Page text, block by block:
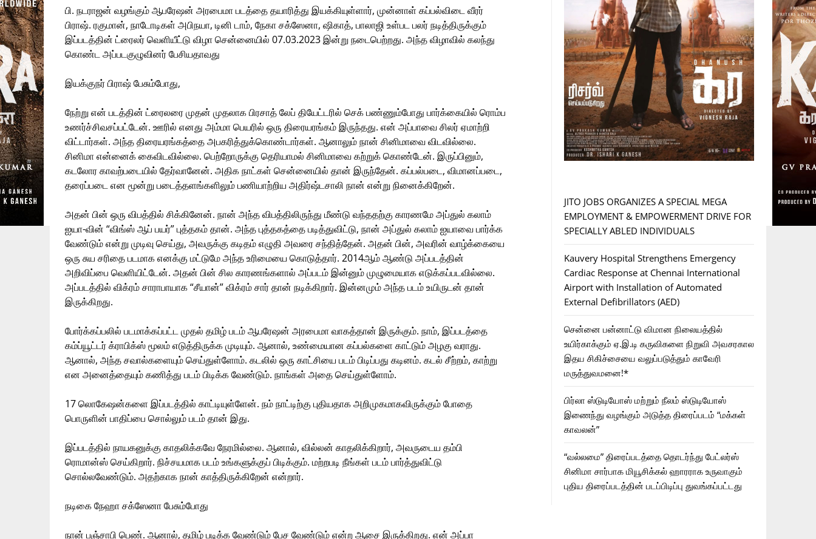
பி. நடராஜன் வழங்கும் ஆபரேஷன் அரபைமா படத்தை தயாரித்து இயக்கியுள்ளார், முன்னாள் கப்பல்விடை வீரர்
பிராஷ். ரகுமான், நாடோடிகள் அபிநயா, டினி டாம், நேகா சக்ஸேனா, ஷிகாத், பாலாஜி உள்பட பலர் நடித்திருக்கும்
இப்படத்தின் ட்ரைலர் வெளியீட்டு விழா சென்னையில் 07.03.2023 இன்று நடைபெற்றது. அந்த விழாவில் கலந்து
கொண்ட அப்படகுழுவினர் பேசியதாவது
இயக்குநர் பிராஷ் பேசும்போது,
நேற்று என் படத்தின் ட்ரைலரை முதன் முதலாக பிரசாத் லேப் தியேட்டரில் செக் பண்ணும்போது பார்க்கையில் ரொம்ப
உணர்ச்சிவசப்பட்டேன். ஊரில் எனது அம்மா பெயரில் ஒரு திரையரங்கம் இருந்தது. என் அப்பாவை சிலர் ஏமாற்றி
விட்டார்கள். அந்த திரையரங்கத்தை அபகரித்துக்கொண்டார்கள். ஆனாலும் நான் சினிமாவை விடவில்லை.
சினிமா என்னைக் கைவிடவில்லை. பெற்றோருக்கு தெரியாமல் சினிமாவை கற்றுக் கொண்டேன். இருப்பினும்,
கடலோர காவற்படையில் தேர்வானேன். அதிக நாட்கள் சென்னையில் தான் இருந்தேன். கப்பல்படை, விமானப்படை,
தரைப்படை என மூன்று படைத்தளங்களிலும் பணியாற்றிய அதிர்ஷ்டசாலி நான் என்று நினைக்கிறேன்.
அதன் பின் ஒரு விபத்தில் சிக்கினேன். நான் அந்த விபத்திலிருந்து மீண்டு வந்ததற்கு காரணமே அப்துல் கலாம்
ஐயா-வின் “விங்ஸ் ஆப் பயர்” புத்தகம் தான். அந்த புத்தகத்தை படித்துவிட்டு, நான் அப்துல் கலாம் ஐயாவை பார்க்க
வேண்டும் என்று முடிவு செய்து, அவருக்கு கடிதம் எழுதி அவரை சந்தித்தேன். அதன் பின், அவரின் வாழ்க்கையை
ஒரு சுய சரிதை படமாக எனக்கு மட்டுமே அந்த உரிமையை கொடுத்தார். 2014ஆம் ஆண்டு அப்படத்தின்
அறிவிப்பை வெளியிட்டேன். அதன் பின் சில காரணங்களால் அப்படம் இன்னும் முழுமையாக எடுக்கப்படவில்லை.
அப்படத்தில் விக்ரம் சாராபாயாக “சீயான்” விக்ரம் சார் தான் நடிக்கிறார். இன்னமும் அந்த படம் உயிருடன் தான்
இருக்கிறது.
போர்க்கப்பலில் படமாக்கப்பட்ட முதல் தமிழ் படம் ஆபரேஷன் அரபைமா வாகத்தான் இருக்கும். நாம், இப்படத்தை
கம்ப்யூட்டர் க்ராபிக்ஸ் மூலம் எடுத்திருக்க முடியும். ஆனால், உண்மையான கப்பல்களை காட்டும் அழகு வராது.
ஆனால், அந்த சவால்களையும் செய்துள்ளோம். கடலில் ஒரு காட்சியை படம் பிடிப்பது கடினம். கடல் சீற்றம், காற்று
என அனைத்தையும் கணித்து படம் பிடிக்க வேண்டும். நாங்கள் அதை செய்துள்ளோம்.
17 லொகேஷன்களை இப்படத்தில் காட்டியுள்ளேன். நம் நாட்டிற்கு புதியதாக அறிமுகமாகவிருக்கும் போதை
பொருளின் பாதிப்பை சொல்லும் படம் தான் இது.
இப்படத்தில் நாயகனுக்கு காதலிக்கவே நேரமில்லை. ஆனால், வில்லன் காதலிக்கிறார், அவருடைய தம்பி
ரொமான்ஸ் செய்கிறார். நிச்சயமாக படம் உங்களுக்குப் பிடிக்கும். மற்றபடி நீங்கள் படம் பார்த்துவிட்டு
சொல்லவேண்டும். அதற்காக நான் காத்திருக்கிறேன் என்றார்.
நடிகை நேஹா சக்ஸேனா பேசும்போது
நான் பஞ்சாபி பெண். ஆனால், தமிழ் படிக்க வேண்டும் பேச வேண்டும் என்ற ஆசை இருக்கிறது. என் அப்பா
JITO JOBS ORGANIZES A SPECIAL MEGA
EMPLOYMENT & EMPOWERMENT DRIVE FOR
SPECIALLY ABLED INDIVIDUALS
Kauvery Hospital Strengthens Emergency
Cardiac Response at Chennai International
Airport with Installation of Automated
External Defibrillators (AED)
சென்னை பன்னாட்டு விமான நிலையத்தில்
உயிர்காக்கும் ஏ.இ.டி கருவிகளை நிறுவி அவசரகால
இதய சிகிச்சையை வலுப்படுத்தும் காவேரி
மருத்துவமனை!*
பிர்லா ஸ்டுடியோஸ் மற்றும் நீலம் ஸ்டுடியோஸ்
இணைந்து வழங்கும் அடுத்த திரைப்படம் “மக்கள்
காவலன்”
“வல்லமை” திரைப்படத்தை தொடர்ந்து பேட்லர்ஸ்
சினிமா சார்பாக மியூசிக்கல் ஹாரராக உருவாகும்
புதிய திரைப்படத்தின் படப்பிடிப்பு துவங்கப்பட்டது